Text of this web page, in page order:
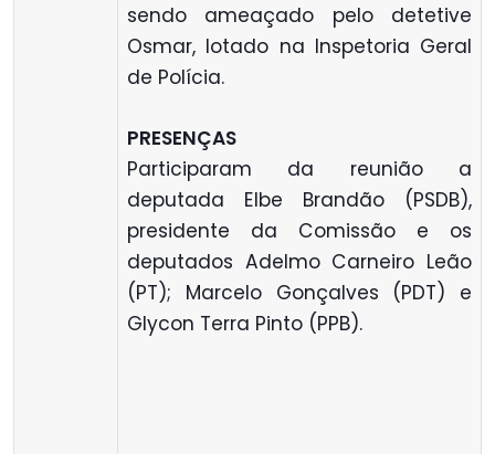
sendo ameaçado pelo detetive
Osmar, lotado na Inspetoria Geral
de Polícia.
PRESENÇAS
Participaram da reunião a
deputada Elbe Brandão (PSDB),
presidente da Comissão e os
deputados Adelmo Carneiro Leão
(PT); Marcelo Gonçalves (PDT) e
Glycon Terra Pinto (PPB).